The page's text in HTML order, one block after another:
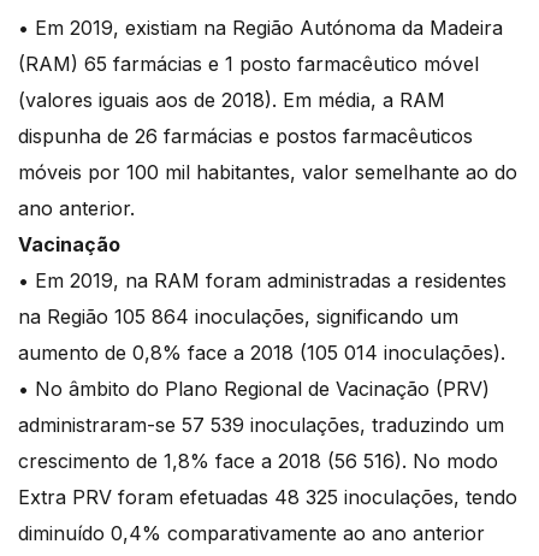
• Em 2019, existiam na Região Autónoma da Madeira
(RAM) 65 farmácias e 1 posto farmacêutico móvel
(valores iguais aos de 2018). Em média, a RAM
dispunha de 26 farmácias e postos farmacêuticos
móveis por 100 mil habitantes, valor semelhante ao do
ano anterior.
Vacinação
• Em 2019, na RAM foram administradas a residentes
na Região 105 864 inoculações, significando um
aumento de 0,8% face a 2018 (105 014 inoculações).
• No âmbito do Plano Regional de Vacinação (PRV)
administraram-se 57 539 inoculações, traduzindo um
crescimento de 1,8% face a 2018 (56 516). No modo
Extra PRV foram efetuadas 48 325 inoculações, tendo
diminuído 0,4% comparativamente ao ano anterior